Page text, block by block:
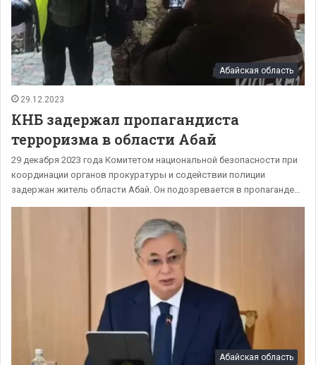
Абайская область
29.12.2023
КНБ задержал пропагандиста
терроризма в области Абай
29 декабря 2023 года Комитетом национальной безопасности при
координации органов прокуратуры и содействии полиции
задержан житель области Абай. Он подозревается в пропаганде…
Абайская область